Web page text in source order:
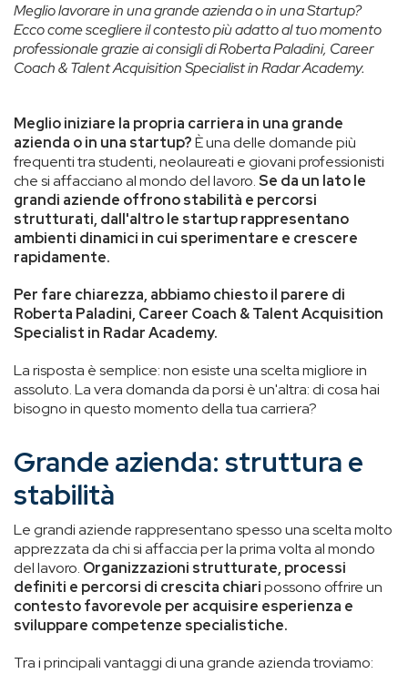
Meglio lavorare in una grande azienda o in una Startup?
Ecco come scegliere il contesto più adatto al tuo momento
professionale grazie ai consigli di Roberta Paladini, Career
Coach & Talent Acquisition Specialist in Radar Academy.
Meglio iniziare la propria carriera in una grande
azienda o in una startup?È una delle domande più
frequenti tra studenti, neolaureati e giovani professionisti
che si affacciano al mondo del lavoro.Se da un lato le
grandi aziende offrono stabilità e percorsi
strutturati, dall'altro le startup rappresentano
ambienti dinamici in cui sperimentare e crescere
rapidamente.
Per fare chiarezza, abbiamo chiesto il parere di
Roberta Paladini, Career Coach & Talent Acquisition
Specialist in Radar Academy.
La risposta è semplice: non esiste una scelta migliore in
assoluto. La vera domanda da porsi è un'altra: di cosa hai
bisogno in questo momento della tua carriera?
Grande azienda: struttura e
stabilità
Le grandi aziende rappresentano spesso una scelta molto
apprezzata da chi si affaccia per la prima volta al mondo
del lavoro. Organizzazioni strutturate, processi
definiti e percorsi di crescita chiaripossono offrire un
contesto favorevole per acquisire esperienza e
sviluppare competenze specialistiche.
Tra i principali vantaggi di una grande azienda troviamo: